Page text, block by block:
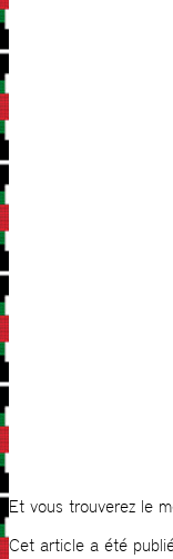
Et vous trouverez le
Cet article a été